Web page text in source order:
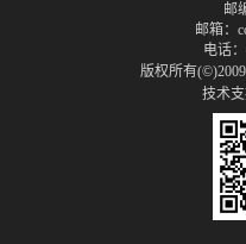
邮
邮箱：
电话
版权所有
技术支